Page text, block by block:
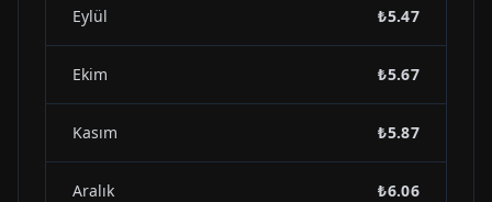
Eylül ₺5.47
Ekim ₺5.67
Kasım ₺5.87
Aralık ₺6.06